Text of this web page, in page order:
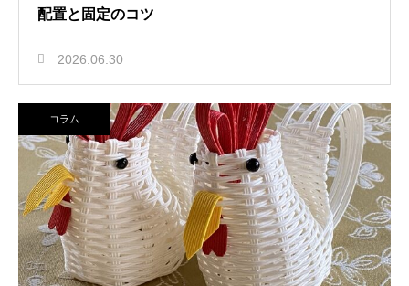
配置と固定のコツ
2026.06.30
コラム